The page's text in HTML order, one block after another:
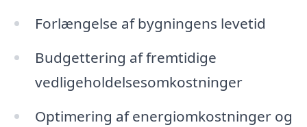
Forlængelse af bygningens levetid
Budgettering af fremtidige
vedligeholdelsesomkostninger
Optimering af energiomkostninger og